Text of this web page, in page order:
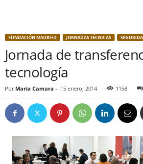
FUNDACIÓN MADRI+D JORNADAS TÉCNICAS
Jornada de
tecnología
Por Maria Camara - 15 enero, 2014 1158